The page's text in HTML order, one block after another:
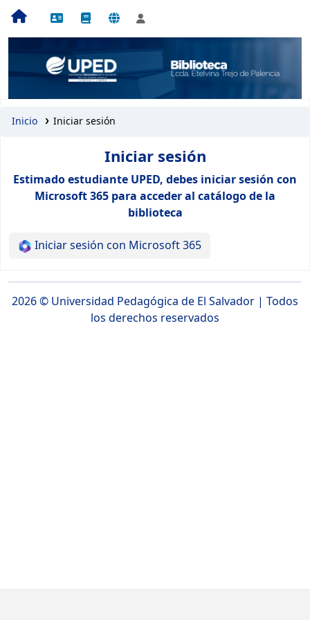
Inicio Iniciar sesión
Iniciar sesión
Estimado estudiante UPED, debes iniciar sesión con
Microsoft 365 para acceder al catálogo de la
biblioteca
Iniciar sesión con Microsoft 365
2026 © Universidad Pedagógica de El Salvador | Todos
los derechos reservados